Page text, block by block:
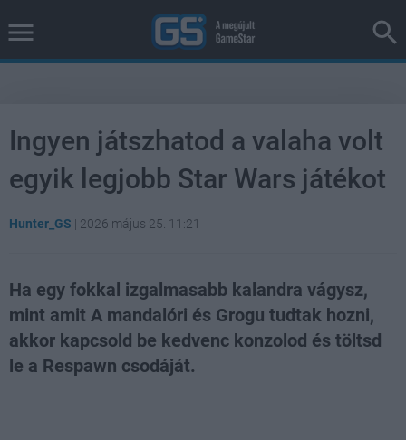
Ingyen játszhatod a valaha volt
egyik legjobb Star Wars játékot
Hunter_GS | 2026 május 25. 11:21
Ha egy fokkal izgalmasabb kalandra vágysz,
mint amit A mandalóri és Grogu tudtak hozni,
akkor kapcsold be kedvenc konzolod és töltsd
le a Respawn csodáját.